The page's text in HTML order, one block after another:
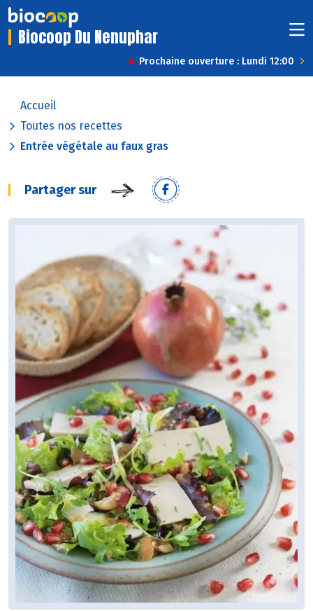
Biocoop Du Nenuphar
Prochaine ouverture : Lundi 12:00
Accueil
Toutes nos recettes
Entrée végétale au faux gras
Partager sur